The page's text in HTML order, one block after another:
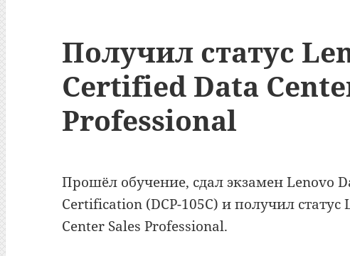
Получил статус
Certified Data
Professional
Прошёл обучение, сдал экзамен Lenovo
Certification (DCP-105C) и получил статус
Center Sales Professional.